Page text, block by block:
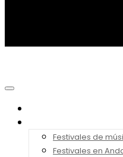
Festivales de
Festivales en